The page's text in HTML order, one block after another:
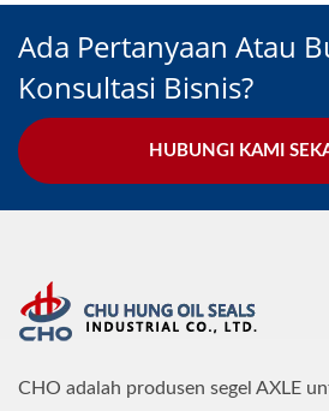
Ada Pertanyaan Atau
Konsultasi Bisnis?
HUBUNGI KAMI
CHO adalah produsen segel AXLE